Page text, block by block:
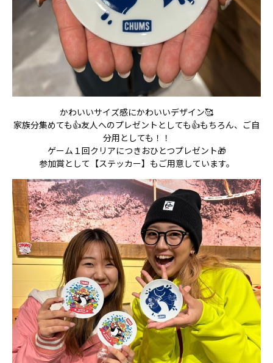
かわいいサイズ感にかわいいデザイン🥰
家族分集めても👍友人へのプレゼントとしても👍もちろん、ご自
分用としても！！
​ゲーム１回クリアにつきおひとつプレゼント🎁
参加賞として【ステッカー】もご用意しています。